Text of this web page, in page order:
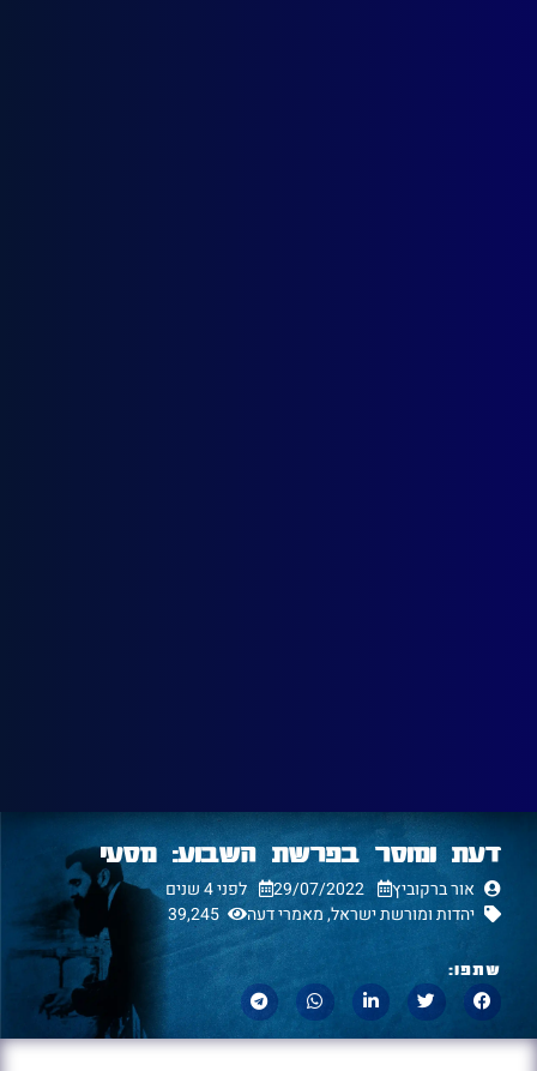
דעת ומוסר בפרשת השבוע: מסעי
אור ברקוביץ 29/07/2022
לפני 4 שנים
יהדות ומורשת ישראל,מאמרי דעה 39,245
שתפו: